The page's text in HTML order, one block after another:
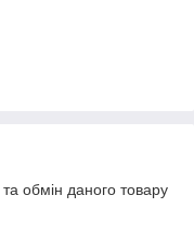
обмін даного товару